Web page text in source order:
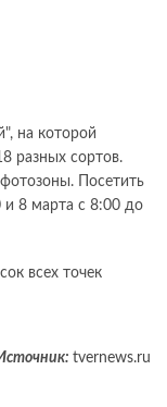
на которой
разных сортов.
Посетить
8 марта с 8:00 до
tvernews.ru